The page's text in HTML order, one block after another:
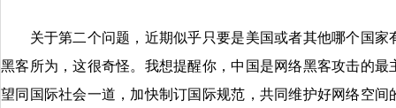
关于第二个问题，近期似乎只要是美国或者其他哪个国家
黑客所为，这很奇怪。我想提醒你，中国是网络黑客攻击的
望同国际社会一道，加快制订国际规范，共同维护好网络空